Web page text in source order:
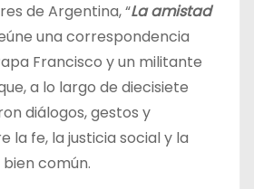
de Argentina, “La amistad
una correspondencia
Francisco y un militante
a lo largo de diecisiete
diálogos, gestos y
la fe, la justicia social y la
común.